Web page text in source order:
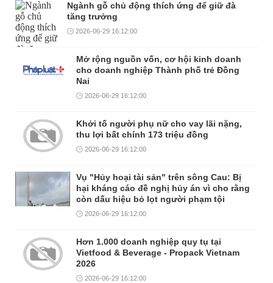
Ngành gỗ chủ động thích ứng để giữ đà
tăng trưởng
2026-06-29 16:12:00
Mở rộng nguồn vốn, cơ hội kinh doanh
cho doanh nghiệp Thành phố trẻ Đồng
Nai
2026-06-29 16:12:00
Khởi tố người phụ nữ cho vay lãi nặng,
thu lợi bất chính 173 triệu đồng
2026-06-29 16:12:00
Vụ "Hủy hoại tài sản" trên sông Cau: Bị
hại kháng cáo đề nghị hủy án vì cho rằng
còn dấu hiệu bỏ lọt người phạm tội
2026-06-29 16:12:00
Hơn 1.000 doanh nghiệp quy tụ tại
Vietfood & Beverage - Propack Vietnam
2026
2026-06-29 16:12:00